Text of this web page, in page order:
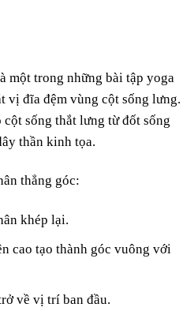
một trong những bài tập yoga
vị đĩa đệm vùng cột sống lưng.
sống thắt lưng từ đốt sống
thần kinh tọa.
thẳng góc:
khép lại.
cao tạo thành góc vuông với
về vị trí ban đầu.